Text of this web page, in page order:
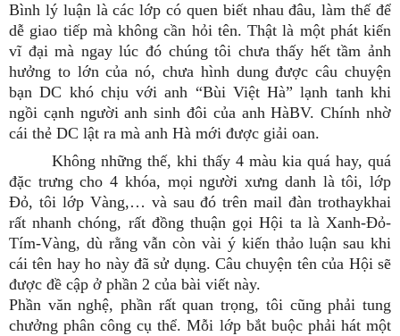
Bình lý luận là các lớp có quen biết nhau đâu, làm thế để
dễ giao tiếp mà không cần hỏi tên. Thật là một phát kiến
vĩ đại mà ngay lúc đó chúng tôi chưa thấy hết tầm ảnh
hưởng to lớn của nó, chưa hình dung được câu chuyện
bạn DC khó chịu với anh “Bùi Việt Hà” lạnh tanh khi
ngồi cạnh người anh sinh đôi của anh HàBV. Chính nhờ
cái thẻ DC lật ra mà anh Hà mới được giải oan.
Không những thế, khi thấy 4 màu kia quá hay, quá
đặc trưng cho 4 khóa, mọi người xưng danh là tôi, lớp
Đỏ, tôi lớp Vàng,… và sau đó trên mail đàn trothaykhai
rất nhanh chóng, rất đồng thuận gọi Hội ta là Xanh-Đỏ-
Tím-Vàng, dù rằng vẫn còn vài ý kiến thảo luận sau khi
cái tên hay ho này đã sử dụng. Câu chuyện tên của Hội sẽ
được đề cập ở phần 2 của bài viết này.
Phần văn nghệ, phần rất quan trọng, tôi cũng phải tung
chưởng phân công cụ thể. Mỗi lớp bắt buộc phải hát một